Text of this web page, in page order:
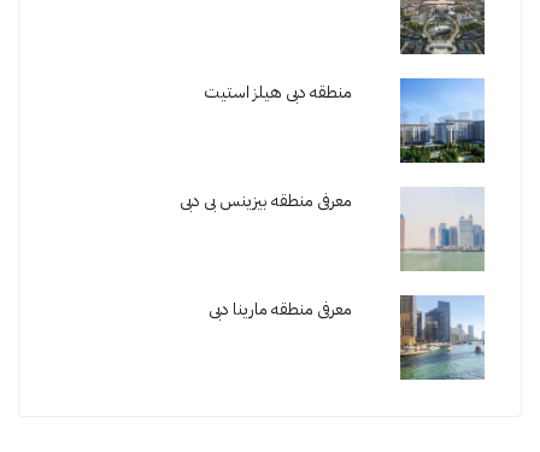
منطقه دبی هیلز استیت
معرفی منطقه بیزینس بی دبی
معرفی منطقه مارینا دبی